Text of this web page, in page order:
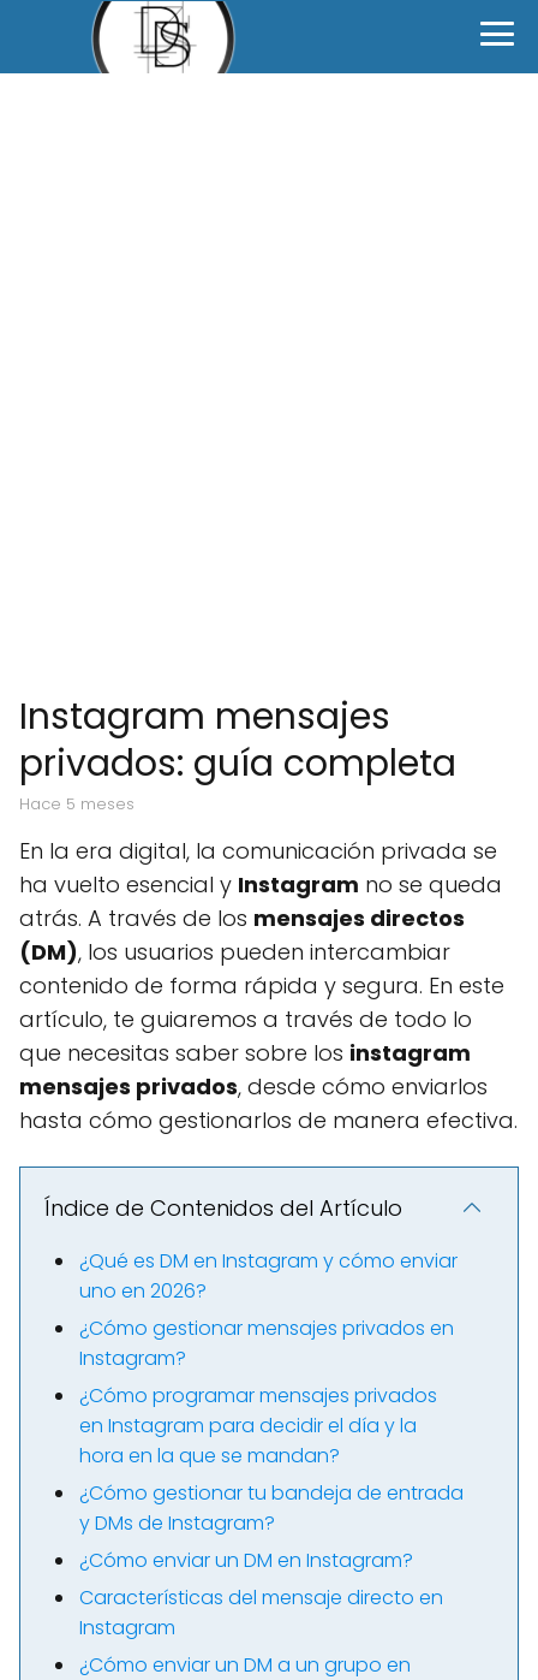
Instagram mensajes
privados: guía completa
hace 5 meses
En la era digital, la comunicación privada se
ha vuelto esencial y Instagram no se queda
atrás. A través de los mensajes directos
(DM), los usuarios pueden intercambiar
contenido de forma rápida y segura. En este
artículo, te guiaremos a través de todo lo
que necesitas saber sobre los instagram
mensajes privados, desde cómo enviarlos
hasta cómo gestionarlos de manera efectiva.
Índice de Contenidos del Artículo
¿Qué es DM en Instagram y cómo enviar
uno en 2026?
¿Cómo gestionar mensajes privados en
Instagram?
¿Cómo programar mensajes privados
en Instagram para decidir el día y la
hora en la que se mandan?
¿Cómo gestionar tu bandeja de entrada
y DMs de Instagram?
¿Cómo enviar un DM en Instagram?
Características del mensaje directo en
Instagram
¿Cómo enviar un DM a un grupo en